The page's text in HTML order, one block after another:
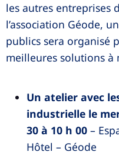
les autres entreprises
l’association Géode,
publics sera organisé
meilleures solutions à
Un atelier avec
industrielle le
30 à 10 h 00 –
Hôtel – Géode